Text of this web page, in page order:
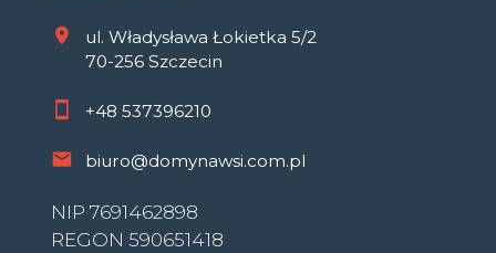
ul. Władysława Łokietka 5/2
70-256 Szczecin
+48 537396210
biuro@domynawsi.com.pl
NIP 7691462898
REGON 590651418